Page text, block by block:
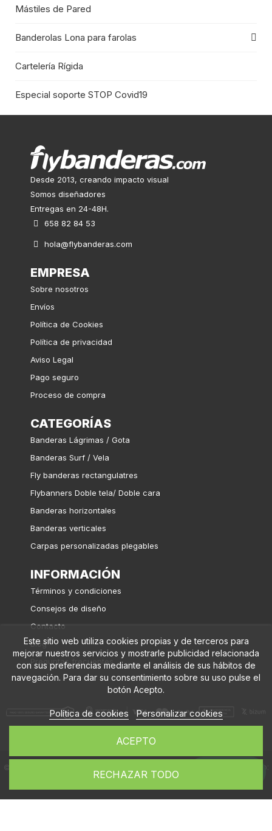
Mástiles de Pared
Banderolas Lona para farolas
Cartelería Rígida
Especial soporte STOP Covid19
Desde 2013, creando impacto visual
Somos diseñadores
Entregas en 24-48H.
658 82 84 53
hola@flybanderas.com
EMPRESA
Sobre nosotros
Envíos
Política de Cookies
Política de privacidad
Aviso Legal
Pago seguro
Proceso de compra
CATEGORÍAS
Banderas Lágrimas / Gota
Banderas Surf / Vela
Fly banderas rectangulatres
Flybanners Doble tela/ Doble cara
Banderas horizontales
Banderas verticales
Carpas personalizadas plegables
INFORMACIÓN
Términos y condiciones
Consejos de diseño
Contacto
Blog
Preguntas frecuentes
Este sitio web utiliza cookies propias y de terceros para
mejorar nuestros servicios y mostrarle publicidad relacionada
con sus preferencias mediante el análisis de sus hábitos de
navegación. Para dar su consentimiento sobre su uso pulse el
botón Acepto.
Política de cookies Personalizar cookies
RECHAZAR TODO
ACEPTO